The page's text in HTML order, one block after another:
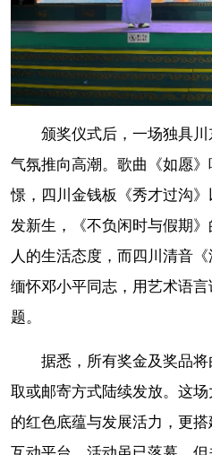
颁奖仪式后，一场独具
气氛推向高潮。歌曲《如愿
憬，四川金钱板《秀才过沟
发新生，《不负闲时与假期
人的生活态度，而四川清音
缅怀邓小平同志，用艺术语言
题。
据悉，所有奖金及奖品
取或邮寄方式陆续发放。这
的红色底蕴与发展活力，更